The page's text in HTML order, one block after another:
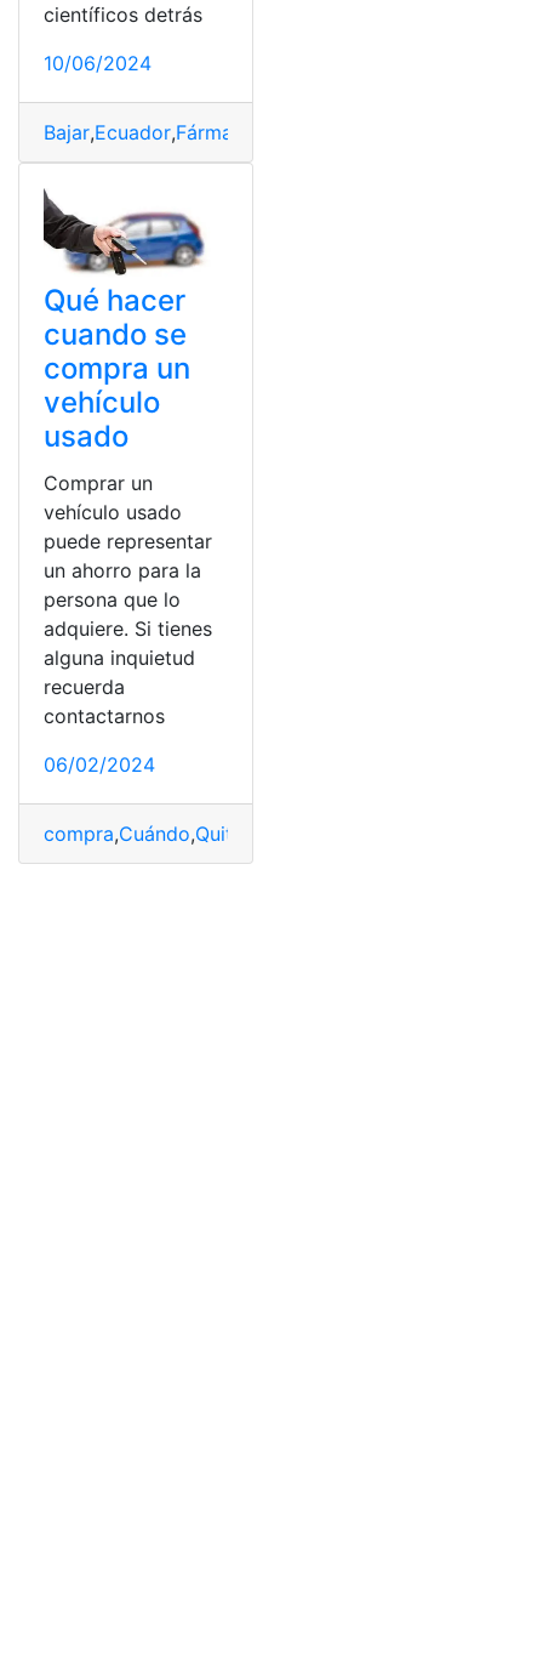
científicos detrás
10/06/2024
Bajar,Ecuador,Fármaco
Qué hacer
cuando se
compra un
vehículo
usado
Comprar un
vehículo usado
puede representar
un ahorro para la
persona que lo
adquiere. Si tienes
alguna inquietud
recuerda
contactarnos
06/02/2024
compra,Cuándo,Quito